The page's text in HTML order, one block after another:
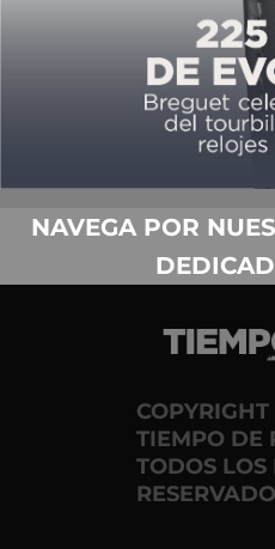
EL COPILOTO CON
TIEMPO DE RELOJES 02/21/2020
TIEMPO DE
TODOS LOS
NAVEGA POR